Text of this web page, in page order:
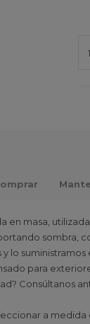
en masa,
lo
para
Consúltanos
a